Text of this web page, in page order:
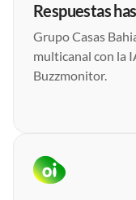
Respuestas
Grupo Casas
multicanal con la
Buzzmonitor.